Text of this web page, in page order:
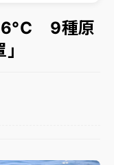
預約開賣一度塞車
告成功 今重開羈
「紅到發紫」降
遭查扣畫面曝光
9種原